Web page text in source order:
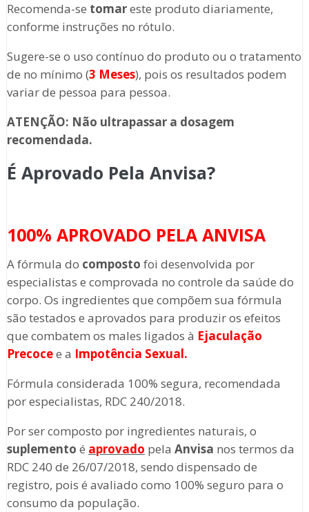
Recomenda-se tomareste produto diariamente,
conforme instruções no rótulo.
Sugere-se o uso contínuo do produto ou o tratamento
de no mínimo (3 Meses), pois os resultados podem
variar de pessoa para pessoa.
ATENÇÃO: Não ultrapassar a dosagem
recomendada.
É Aprovado Pela Anvisa?
100% APROVADO PELA ANVISA
A fórmula do composto foi desenvolvida por
especialistas e comprovada no controle da saúde do
corpo. Os ingredientes que compõem sua fórmula
são testados e aprovados para produzir os efeitos
que combatem os males ligados à Ejaculação
Precocee a Impotência Sexual.
Fórmula considerada 100% segura, recomendada
por especialistas, RDC 240/2018.
Por ser composto por ingredientes naturais, o
suplemento é aprovado pela Anvisa nos termos da
RDC 240 de 26/07/2018, sendo dispensado de
registro, pois é avaliado como 100% seguro para o
consumo da população.